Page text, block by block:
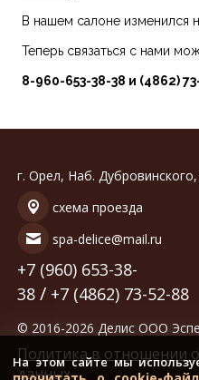
В нашем салоне изменился
Теперь связаться с нами
8-960-653-38-38 и (4862)
г. Орел, Наб.
схема проезда
spa-delice@mail.ru
+7 (960) 653-38-
38 / +7 (4862) 73-52-88
© 2016-2026 Делис ООО
Политика в отношении
данных
На этом сайте мы